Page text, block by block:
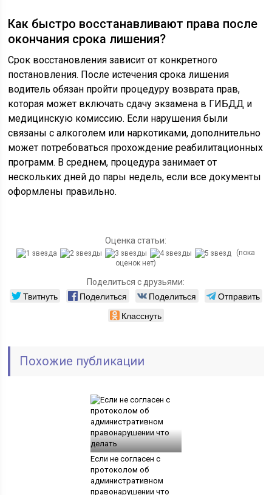
Как быстро восстанавливают права после
окончания срока лишения?
Срок восстановления зависит от конкретного
постановления. После истечения срока лишения
водитель обязан пройти процедуру возврата прав,
которая может включать сдачу экзамена в ГИБДД и
медицинскую комиссию. Если нарушения были
связаны с алкоголем или наркотиками, дополнительно
может потребоваться прохождение реабилитационных
программ. В среднем, процедура занимает от
нескольких дней до пары недель, если все документы
оформлены правильно.
Оценка статьи:
(пока
оценок нет)
Поделиться с друзьями:
Твитнуть Поделиться Поделиться
Отправить
Класснуть
Похожие публикации
Если не согласен с
протоколом об
административном
правонарушении что